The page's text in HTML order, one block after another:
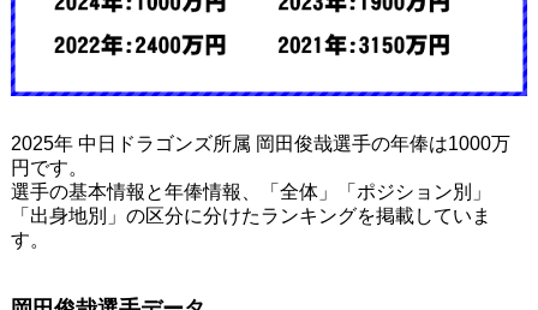
2025年 中日ドラゴンズ所属 岡田俊哉選手の年俸は1000万
円です。
選手の基本情報と年俸情報、「全体」「ポジション別」
「出身地別」の区分に分けたランキングを掲載していま
す。